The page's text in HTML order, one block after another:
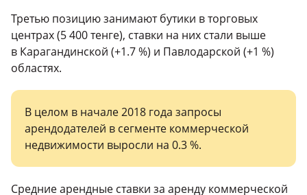
Третью позицию занимают бутики в торговых
центрах (5 400 тенге), ставки на них стали выше
в Карагандинской (+1.7 %) и Павлодарской (+1 %)
областях.
В целом в начале 2018 года запросы
арендодателей в сегменте коммерческой
недвижимости выросли на 0.3 %.
Средние арендные ставки за аренду коммерческой